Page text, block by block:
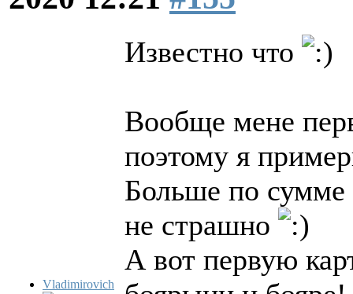
Vladimirovich
Известно что
Вообще мене
поэтому я
Больше по сумме
не страшно
А вот первую